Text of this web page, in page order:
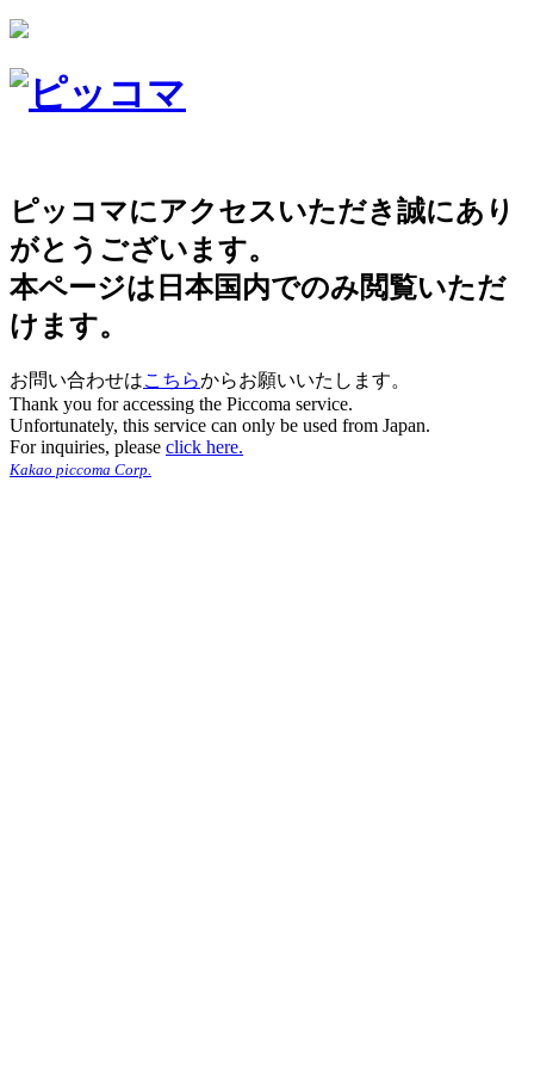
ピッコマにアクセスいただき誠にあり
がとうございます。
本ページは日本国内でのみ閲覧いただ
けます。
お問い合わせはこちらからお願いいたします。
Thank you for accessing the Piccoma service.
Unfortunately, this service can only be used from Japan.
For inquiries, please click here.
Kakao piccoma Corp.